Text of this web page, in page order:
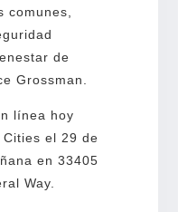
comunes,
de
Grossman.
línea hoy
Cities el 29 de
en 33405
Way.